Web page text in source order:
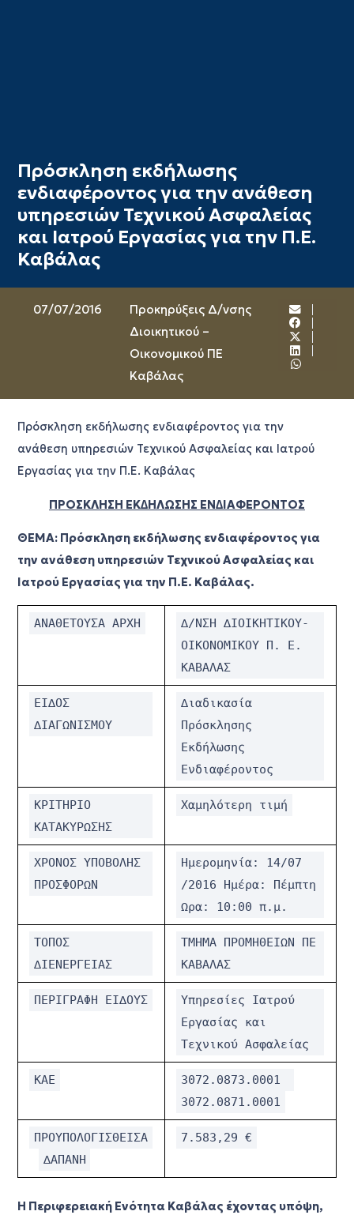
Πρόσκληση εκδήλωσης
ενδιαφέροντος για την ανάθεση
υπηρεσιών Τεχνικού Ασφαλείας
και Ιατρού Εργασίας για την Π.Ε.
Καβάλας
07/07/2016
Προκηρύξεις Δ/νσης
Διοικητικού –
Οικονομικού ΠΕ
Καβάλας
Πρόσκληση εκδήλωσης ενδιαφέροντος για την
ανάθεση υπηρεσιών Τεχνικού Ασφαλείας και Ιατρού
Εργασίας για την Π.Ε. Καβάλας
ΠΡΟΣΚΛΗΣΗ ΕΚ∆ΗΛΩΣΗΣ ΕΝ∆ΙΑΦΕΡΟΝΤΟΣ
ΘΕΜΑ: Πρόσκληση εκδήλωσης ενδιαφέροντος για
την ανάθεση υπηρεσιών ΤεχνικούΑσφαλείας και
Ιατρού Εργασίας για την Π.Ε. Καβάλας.
ΑΝΑΘΕΤΟΥΣΑ ΑΡΧΗ ∆/ΝΣΗ ∆ΙΟΙΚΗΤΙΚΟΥ-
ΟΙΚΟΝΟΜΙΚΟΥ
Π . Ε .
ΚΑΒΑΛΑΣ
ΕΙ∆ΟΣ
∆ΙΑΓΩΝΙΣΜΟΥ
∆ιαδικασία
Πρόσκλησης
Εκδήλωσης
Ενδιαφέροντος
ΚΡΙΤΗΡΙΟ
ΚΑΤΑΚΥΡΩΣΗΣ
Χαµηλότερη τιµή
ΧΡΟΝΟΣ ΥΠΟΒΟΛΗΣ
ΠΡΟΣΦΟΡΩΝ
Ηµεροµηνία : 14/07
/2016
Ηµέρα :
Πέµπτη
Ωρα : 10:00π. µ .
ΤΟΠΟΣ
∆ΙΕΝΕΡΓΕΙΑΣ
ΤΜΗΜΑ ΠΡΟΜΗΘΕΙΩΝ
ΠΕ
ΚΑΒΑΛΑΣ
ΠΕΡΙΓΡΑΦΗ ΕΙ∆ΟΥΣ Υπηρεσίες
Ιατρού
Εργασίας
και
Τεχνικού Ασφαλείας
ΚΑΕ
3072.0873.0001
3072.0871.0001
ΠΡΟΥΠΟΛΟΓΙΣΘΕΙΣΑ
∆ΑΠΑΝΗ
7.583,29 €
Η Περιφερειακή Ενότητα Καβάλας έχοντας υπόψη,